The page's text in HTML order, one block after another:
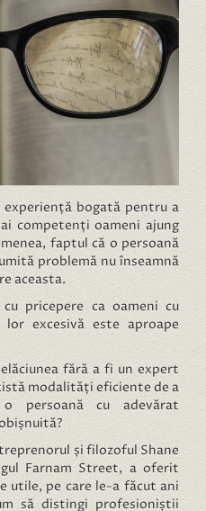
experiență bogată pentru a
competenți oameni ajung
faptul că o persoană
problemă nu înseamnă
aceasta.
pricepere ca oameni cu
excesivă este aproape
fără a fi un expert
modalități eficiente de a
persoană cu adevărat
și filozoful Shane
Farnam Street, a oferit
utile, pe care le-a făcut ani
să distingi profesioniștii